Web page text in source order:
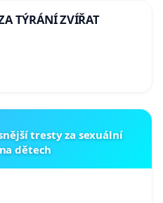
TÝRÁNÍ ZVÍŘAT
tresty za sexuální
dětech